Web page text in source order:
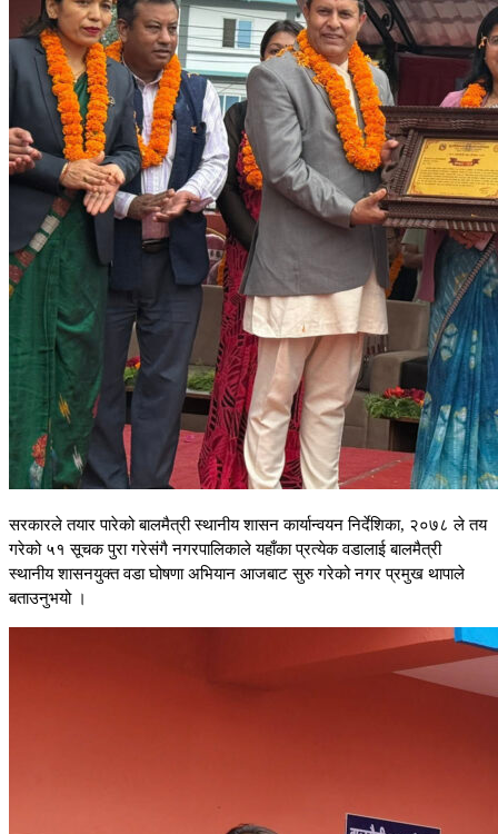
सरकारले तयार पारेको बालमैत्री स्थानीय शासन कार्यान्वयन निर्देशिका, २०७८ ले तय
गरेको ५१ सूचक पुरा गरेसंगै नगरपालिकाले यहाँका प्रत्येक वडालाई बालमैत्री
स्थानीय शासनयुक्त वडा घोषणा अभियान आजबाट सुरु गरेको नगर प्रमुख थापाले
बताउनुभयो ।